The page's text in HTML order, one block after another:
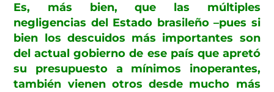
Es, más bien, que las múltiples
negligencias del Estado brasileño –pues si
bien los descuidos más importantes son
del actual gobierno de ese país que apretó
su presupuesto a mínimos inoperantes,
también vienen otros desde mucho más